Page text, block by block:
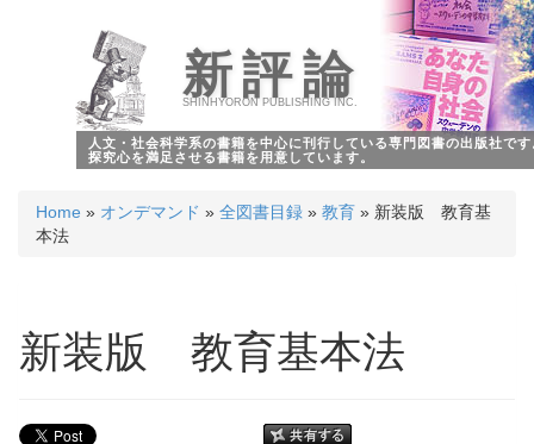
新評論
SHINHYORON PUBLISHING INC.
人文・社会科学系の書籍を中心に刊行している専門図書の出版社で
探究心を満足させる書籍を用意しています。
Home » オンデマンド » 全図書目録 » 教育 » 新装版 教育基
本法
新装版 教育基本法